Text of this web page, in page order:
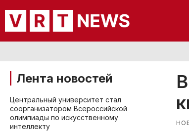
Лента новостей
Центральный университет стал
соорганизатором Всероссийской
олимпиады по искусственному
интеллекту